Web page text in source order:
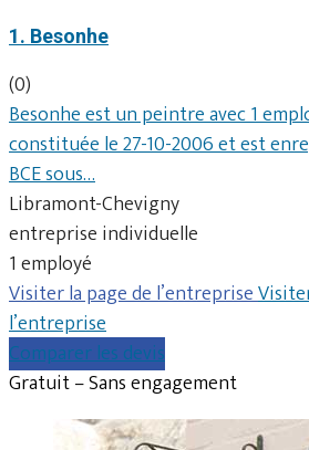
1. Besonhe
(0)
Besonhe est un peintre avec 1
constituée le 27-10-2006 et est
BCE sous…
Libramont-Chevigny
entreprise individuelle
1 employé
Visiter la page de l’entreprise
l’entreprise
Comparer les devis
Gratuit – Sans engagement